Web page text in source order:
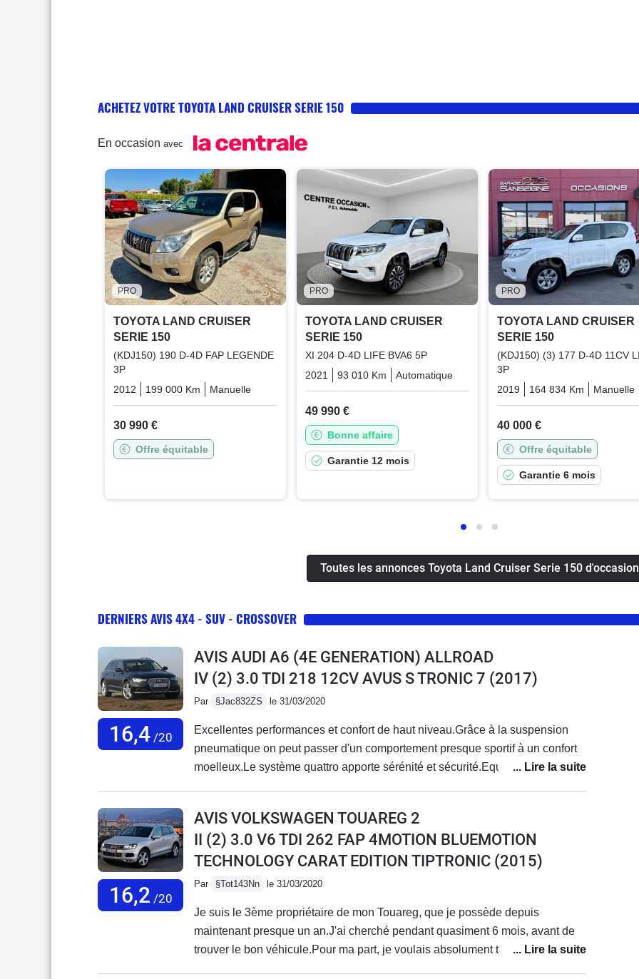
ACHETEZ VOTRE TOYOTA LAND CRUISER SERIE 150
En occasion avec
PRO
TOYOTA LAND CRUISER
SERIE 150
(KDJ150) 190 D-4D FAP LEGENDE
3P
2012
199 000 Km Manuelle
30 990 €
Offre équitable
PRO
TOYOTA LAND CRUISER
SERIE 150
XI 204 D-4D LIFE BVA6 5P
2021
93 010 Km Automatique
49 990 €
Bonne affaire
Garantie 12 mois
PRO
TOYOTA LAND CRUISER
SERIE 150
(KDJ150) (3) 177 D-4D 11CV
3P
2019
164 834 Km Manuelle
40 000 €
Offre équitable
Garantie 6 mois
Toutes les annonces Toyota Land Cruiser Serie 150 d'occasion
DERNIERS AVIS 4X4 - SUV - CROSSOVER
16,4/20
AVIS AUDI A6 (4E GENERATION) ALLROAD
IV (2) 3.0 TDI 218 12CV AVUS S TRONIC 7 (2017)
Par §Jac832ZS le 31/03/2020
Excellentes performances et confort de haut niveau.Grâce à la suspension
pneumatique on peut passer d'un comportement presque sportif à un confort
moelleux.Le système quattro apporte sérénité et sécurité.Equipement complet
smartphone.Aucun problème rencontré.
16,2 /20
AVIS VOLKSWAGEN TOUAREG 2
II (2) 3.0 V6 TDI 262 FAP 4MOTION BLUEMOTION
TECHNOLOGY CARAT EDITION TIPTRONIC (2015)
Par §Tot143Nn le 31/03/2020
Je suis le 3ème propriétaire de mon Touareg, que je possède depuis
maintenant presque un an.J'ai cherché pendant quasiment 6 mois, avant de
trouver le bon véhicule.Pour ma part, je voulais absolument trouver un